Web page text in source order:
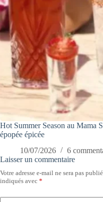
Hot Summer Season au Mama
épopée épicée
10/07/2026
6
Laisser un commentaire
Votre adresse e-mail ne sera pas
indiqués avec *